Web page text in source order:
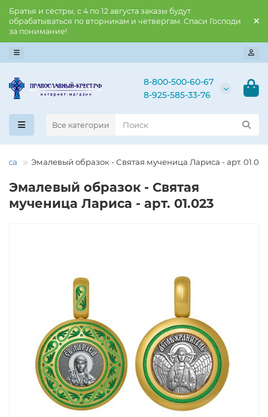
Братья и сёстры, с 4 по 12 августа заказы будут
обрабатываться по вторникам и четвергам. Спаси Господи
за понимание!
8-800-500-60-67
8-925-585-33-76
Все категории
Эмалевый образок - Святая мученица Лариса - арт. 01.023
Эмалевый образок - Святая
мученица Лариса - арт. 01.023